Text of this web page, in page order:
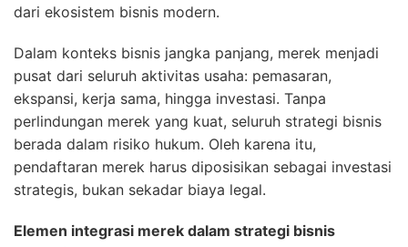
dari ekosistem bisnis modern.
Dalam konteks bisnis jangka panjang, merek menjadi
pusat dari seluruh aktivitas usaha: pemasaran,
ekspansi, kerja sama, hingga investasi. Tanpa
perlindungan merek yang kuat, seluruh strategi bisnis
berada dalam risiko hukum. Oleh karena itu,
pendaftaran merek harus diposisikan sebagai investasi
strategis, bukan sekadar biaya legal.
Elemen integrasi merek dalam strategi bisnis